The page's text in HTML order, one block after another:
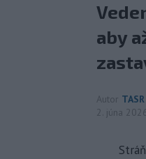
aby
Autor TASR
2. júna